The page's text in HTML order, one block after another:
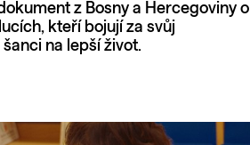
z Bosny a Hercegoviny o
kteří bojují za svůj
na lepší život.